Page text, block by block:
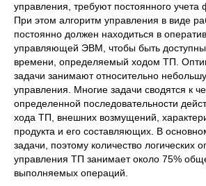
управления, требуют постоянного учета
При этом алгоритм управления в виде
постоянно должен находиться в
управляющей ЭВМ, чтобы быть
времени, определяемый ходом ТП.
задачи занимают относительно
управления. Многие задачи сводятся к
определенной последовательности
хода ТП, внешних возмущений,
продукта и его составляющих. В
задачи, поэтому количество логических
управления ТП занимает около 75%
выполняемых операций.